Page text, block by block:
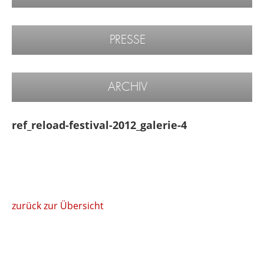
PRESSE
ARCHIV
ref_reload-festival-2012_galerie-4
zurück zur Übersicht